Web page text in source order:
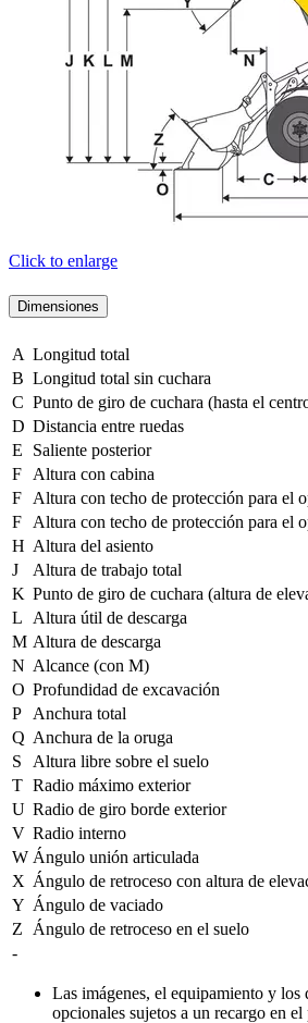
Click to enlarge
Dimensiones
A Longitud total
B Longitud total sin cuchara
C Punto de giro de cuchara (hasta el
D Distancia entre ruedas
E
Saliente posterior
F
Altura con cabina
F
Altura con techo de protección para el
F
Altura con techo de protección para el
H Altura del asiento
J
Altura de trabajo total
K Punto de giro de cuchara (altura de
L
Altura útil de descarga
M Altura de descarga
N Alcance (con M)
O Profundidad de excavación
P
Anchura total
Q Anchura de la oruga
S
Altura libre sobre el suelo
T Radio máximo exterior
U Radio de giro borde exterior
V Radio interno
W Ángulo unión articulada
X Ángulo de retroceso con altura de
Y Ángulo de vaciado
Z
Ángulo de retroceso en el suelo
-
Las imágenes, el equipamiento y los
opcionales sujetos a un recargo en